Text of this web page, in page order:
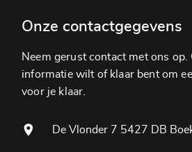
Onze contactgegevens
Neem gerust contact met ons
informatie wilt of klaar bent om
voor je klaar.
De Vlonder 7 5427 DB